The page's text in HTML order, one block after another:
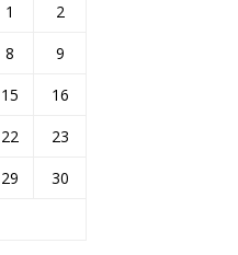
1
2
8
9
15
16
22
23
29
30